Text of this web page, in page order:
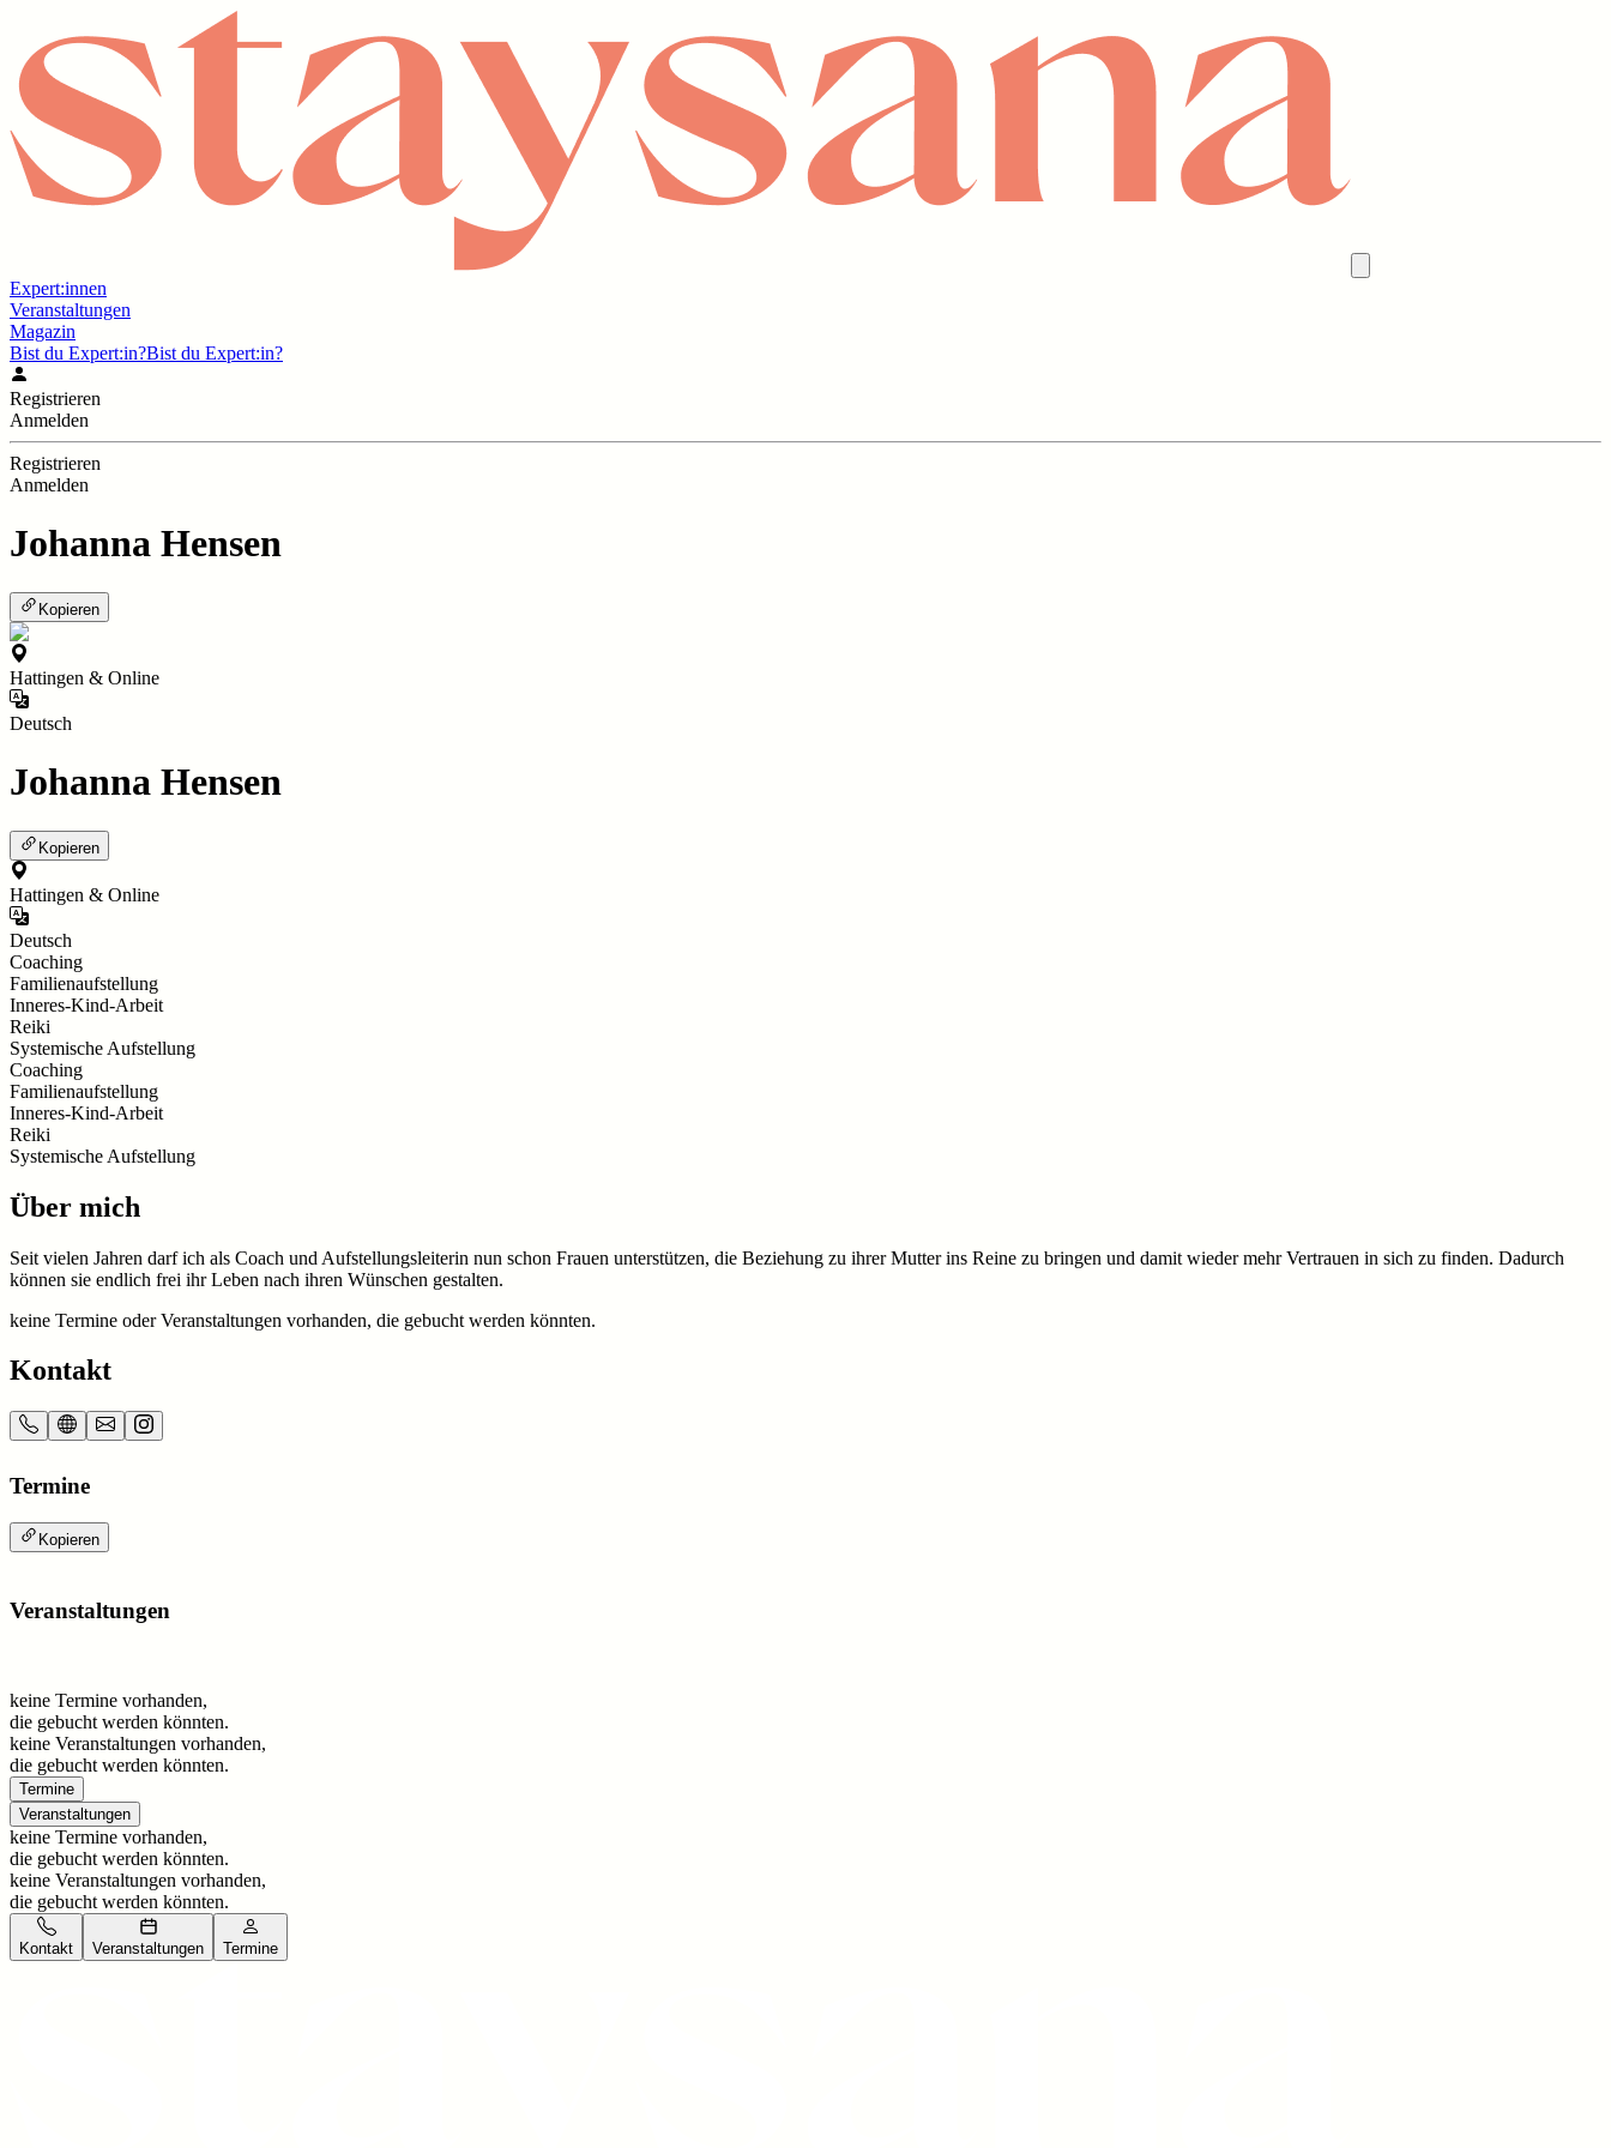
Expert:innen
Veranstaltungen
Magazin
Bist du Expert:in?Bist du Expert:in?
Registrieren
Anmelden
Registrieren
Anmelden
Johanna Hensen
Kopieren
Hattingen & Online
Deutsch
Johanna Hensen
Kopieren
Hattingen & Online
Deutsch
Coaching
Familienaufstellung
Inneres-Kind-Arbeit
Reiki
Systemische Aufstellung
Coaching
Familienaufstellung
Inneres-Kind-Arbeit
Reiki
Systemische Aufstellung
Über mich
Seit vielen Jahren darf ich als Coach und Aufstellungsleiterin nun schon Frauen unterstützen, die Beziehung zu ihrer Mutter ins Reine zu bringen und damit wieder mehr Vertrauen in sich zu finden. Dadurch
können sie endlich frei ihr Leben nach ihren Wünschen gestalten.
keine Termine oder Veranstaltungen vorhanden, die gebucht werden könnten.
Kontakt
Termine
Kopieren
Veranstaltungen
keine Termine vorhanden,
die gebucht werden könnten.
keine Veranstaltungen vorhanden,
die gebucht werden könnten.
Termine
Veranstaltungen
keine Termine vorhanden,
die gebucht werden könnten.
keine Veranstaltungen vorhanden,
die gebucht werden könnten.
Kontakt Veranstaltungen Termine